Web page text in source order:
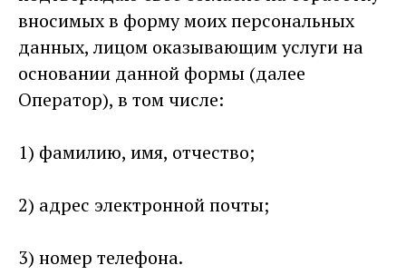
вносимых в форму моих персональных
данных, лицом оказывающим услуги на
основании данной формы (далее
Оператор), в том числе:
1) фамилию, имя, отчество;
2) адрес электронной почты;
3) номер телефона.